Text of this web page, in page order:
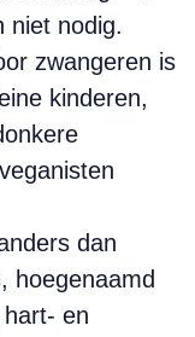
niet nodig.
zwangeren is
kinderen,
dan
hoegenaamd
en